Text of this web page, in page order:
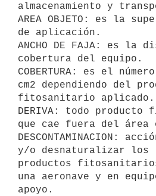
almacenamiento y
AREA OBJETO: es la
de aplicación.
ANCHO DE FAJA: es la
cobertura del equipo.
COBERTURA: es el
cm2 dependiendo del
fitosanitario aplicado.
DERIVA: todo
que cae fuera del área
DESCONTAMINACION:
y/o desnaturalizar los
productos
una aeronave y en
apoyo.